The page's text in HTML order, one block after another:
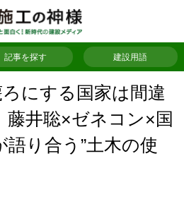
記事を探す 建設用語
ろにする国家は間違
藤井聡×ゼネコン×国
り合う”土木の使